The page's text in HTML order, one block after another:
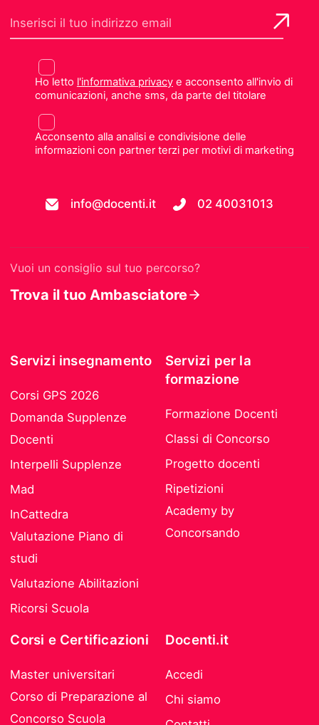
Ho letto l'informativa privacye acconsento all'invio di
comunicazioni, anche sms, da parte del titolare
Acconsento alla analisi e condivisione delle
informazioni con partner terzi per motivi di marketing
info@docenti.it 02 40031013
Vuoi un consiglio sul tuo percorso?
Trova il tuo Ambasciatore
Servizi insegnamento
Corsi GPS 2026
Domanda Supplenze
Docenti
Interpelli Supplenze
Mad
InCattedra
Valutazione Piano di
studi
Valutazione Abilitazioni
Ricorsi Scuola
Servizi per la
formazione
Formazione Docenti
Classi di Concorso
Progetto docenti
Ripetizioni
Academy by
Concorsando
Corsi e Certificazioni
Master universitari
Corso di Preparazione al
Concorso Scuola
Docenti.it
Accedi
Chi siamo